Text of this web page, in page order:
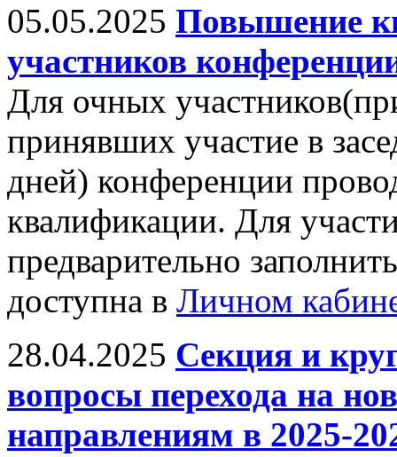
05.05.2025 Повышение
участников
Для очных
принявших участие в
дней) конференции
квалификации. Для
предварительно
доступна в Личном
28.04.2025 Секция и
вопросы перехода на
направлениям в 2025-